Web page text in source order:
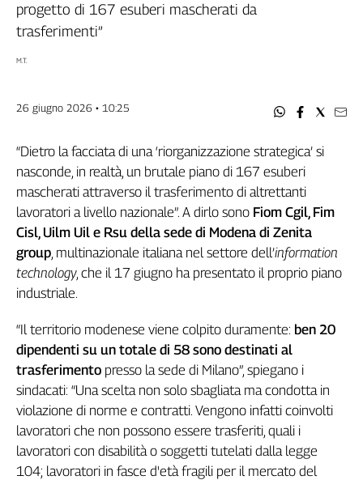
Flai
Fp
Slc
Spi
Inca
Caaf
Speciali
G8
di
il
sangue
della
ragione
120
anni
Cgil
Collettiva
Academy
progetto di 167 esuberi mascherati da
trasferimenti”
M.T.
26 giugno 2026 • 10:25
“Dietro la facciata di una ‘riorganizzazione strategica’ si
nasconde, in realtà, un brutale piano di 167 esuberi
mascherati attraverso il trasferimento di altrettanti
lavoratori a livello nazionale”. A dirlo sono Fiom Cgil, Fim
Cisl, Uilm Uil e Rsu della sede di Modena di Zenita
group, multinazionale italiana nel settore dell’information
technology, che il 17 giugno ha presentato il proprio piano
industriale.
“Il territorio modenese viene colpito duramente: ben 20
dipendenti su un totale di 58 sono destinati al
trasferimento presso la sede di Milano”, spiegano i
sindacati: “Una scelta non solo sbagliata ma condotta in
violazione di norme e contratti. Vengono infatti coinvolti
lavoratori che non possono essere trasferiti, quali i
lavoratori con disabilità o soggetti tutelati dalla legge
104; lavoratori in fasce d'età fragili per il mercato del